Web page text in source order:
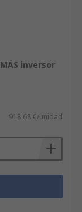
inversor
918,68 €/unidad